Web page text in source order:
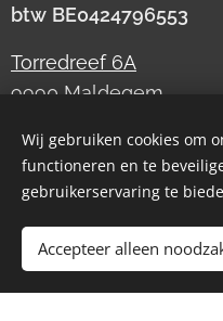
Toevoegen
btw BE0424796553
Torredreef 6A
9990 Maldegem
Wij gebruiken cookies om
functioneren en te
gebruikerservaring te
Accepteer alleen